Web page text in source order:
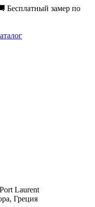
Бесплатный замер по
Laurent